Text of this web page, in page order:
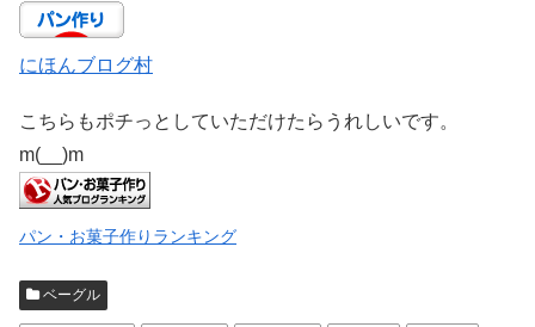
にほんブログ村
こちらもポチっとしていただけたらうれしいです。
m(__)m
パン・お菓子作りランキング
ベーグル